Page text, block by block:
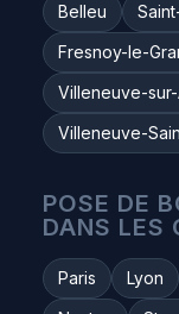
Belleu
Fresnoy-le-
Villeneuve-
Villeneuve-
POSE DE
DANS LES
Paris Lyon